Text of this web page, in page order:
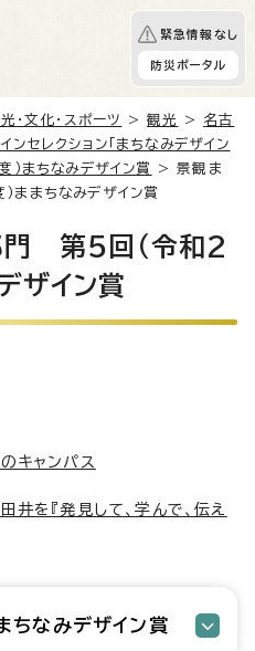
緊急情報なし
防災ポータル
・文化・スポーツ >観光 > 名古
ンセレクション「まちなみデザイン
）まちなみデザイン賞
> 景観ま
ままちなみデザイン賞
門 第5回（令和2
ザイン賞
キャンパス
井を『発見して、学んで、伝え
ちなみデザイン賞